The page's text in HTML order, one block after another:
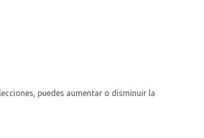
puedes aumentar o disminuir la